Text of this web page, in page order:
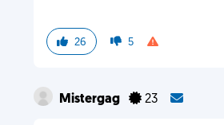
26 5
Mistergag 23